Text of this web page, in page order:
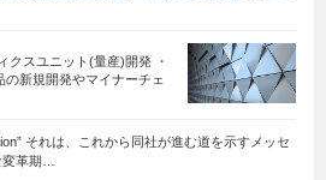
クスユニット(量産)開発 ・
新規開発やマイナーチェ
それは、これから同社が進む道を示すメッセ
革期…